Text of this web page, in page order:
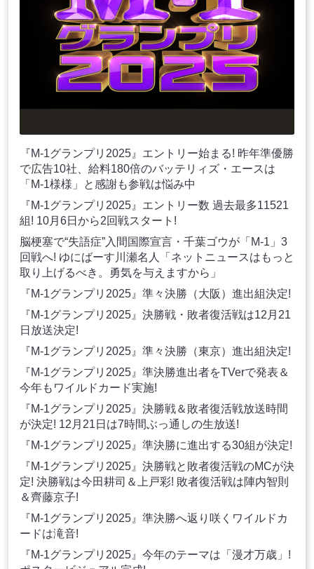
『M-1グランプリ2025』エントリー始まる! 昨年準優勝
で広告10社、給料180倍のバッテリィズ・エースは
「M-1様様」と感謝も参戦は悩み中
『M-1グランプリ2025』エントリー数 過去最多11521
組! 10月6日から2回戦スタート!
脳梗塞で“失語症”入間国際宣言・千葉ゴウが「M-1」3
回戦へ! ゆにばーす川瀬名人「ネットニュースはもっと
取り上げるべき。勇気を与えますから」
『M-1グランプリ2025』準々決勝（大阪）進出組決定!
『M-1グランプリ2025』決勝戦・敗者復活戦は12月21
日放送決定!
『M-1グランプリ2025』準々決勝（東京）進出組決定!
『M-1グランプリ2025』準決勝進出者をTVerで発表＆
今年もワイルドカード実施!
『M-1グランプリ2025』決勝戦＆敗者復活戦放送時間
が決定! 12月21日は7時間ぶっ通しの生放送!
『M-1グランプリ2025』準決勝に進出する30組が決定!
『M-1グランプリ2025』決勝戦と敗者復活戦のMCが決
定! 決勝戦は今田耕司＆上戸彩! 敗者復活戦は陣内智則
＆齊藤京子!
『M-1グランプリ2025』準決勝へ返り咲くワイルドカ
ードは滝音!
『M-1グランプリ2025』今年のテーマは「漫才万歳」!